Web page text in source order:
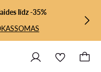
līdz -35%